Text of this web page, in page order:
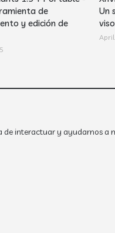
de
y edición de
Un
interactuar y ayudarnos a